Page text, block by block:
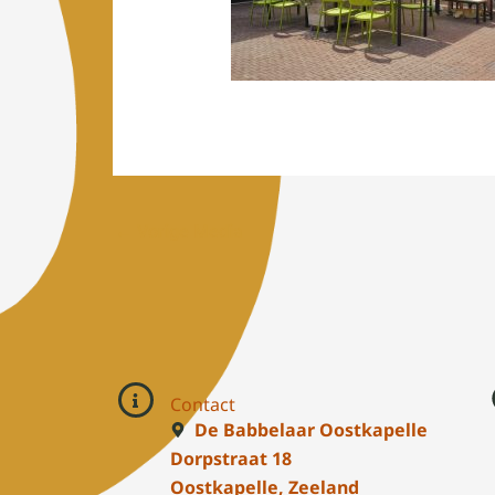
Contact
De Babbelaar Oostkapelle
Dorpstraat 18
Oostkapelle, Zeeland